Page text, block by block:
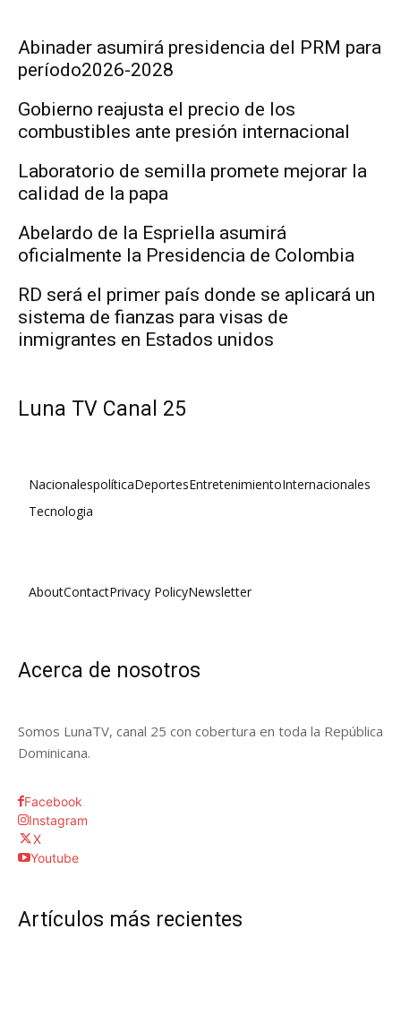
Abinader asumirá presidencia del PRM para
período2026-2028
Gobierno reajusta el precio de los
combustibles ante presión internacional
Laboratorio de semilla promete mejorar la
calidad de la papa
Abelardo de la Espriella asumirá
oficialmente la Presidencia de Colombia
RD será el primer país donde se aplicará un
sistema de fianzas para visas de
inmigrantes en Estados unidos
Luna TV Canal 25
NacionalespolíticaDeportesEntretenimientoInternacionales
Tecnologia
AboutContactPrivacy PolicyNewsletter
Acerca de nosotros
Somos LunaTV, canal 25 con cobertura en toda la República
Dominicana.
Facebook
Instagram
X
Youtube
Artículos más recientes